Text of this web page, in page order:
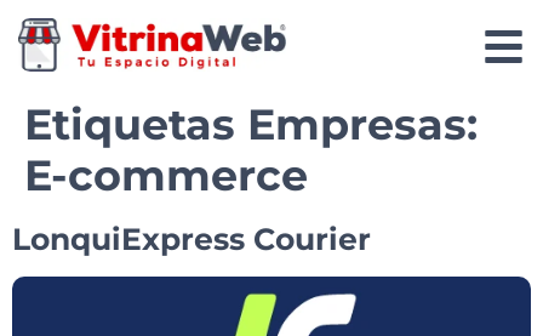
Etiquetas Empresas:
E-commerce
LonquiExpress Courier